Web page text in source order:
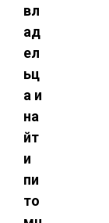
вл
ад
ел
ьц
а и
на
йт
и
пи
то